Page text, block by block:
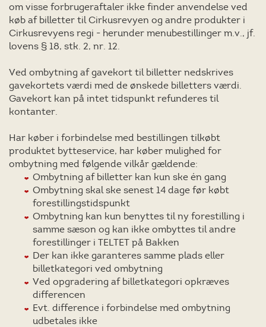
om visse forbrugeraftaler ikke finder anvendelse ved
køb af billetter til Cirkusrevyen og andre produkter i
Cirkusrevyens regi - herunder menubestillinger m.v., jf.
lovens § 18, stk. 2, nr. 12.
Ved ombytning af gavekort til billetter nedskrives
gavekortets værdi med de ønskede billetters værdi.
Gavekort kan på intet tidspunkt refunderes til
kontanter.
Har køber i forbindelse med bestillingen tilkøbt
produktet bytteservice, har køber mulighed for
ombytning med følgende vilkår gældende:
Ombytning af billetter kan kun ske én gang
Ombytning skal ske senest 14 dage før købt
forestillingstidspunkt
Ombytning kan kun benyttes til ny forestilling i
samme sæson og kan ikke ombyttes til andre
forestillinger i TELTET på Bakken
Der kan ikke garanteres samme plads eller
billetkategori ved ombytning
Ved opgradering af billetkategori opkræves
differencen
Evt. difference i forbindelse med ombytning
udbetales ikke